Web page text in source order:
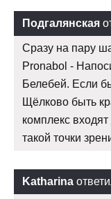
Подгалянская
Сразу на пару
Pronabol -
Белебей. Если
Щёлково быть
комплекс
такой точки
Katharina